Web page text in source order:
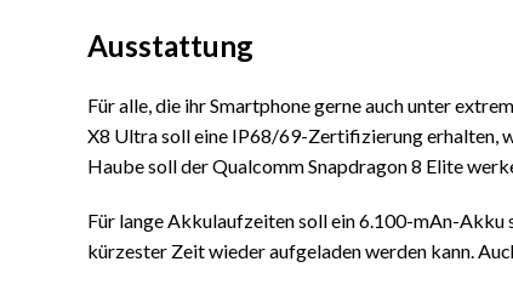
Ausstattung
Für alle, die ihr Smartphone gerne auch unter
X8 Ultra soll eine IP68/69-Zertifizierung erhalten,
Haube soll der Qualcomm Snapdragon 8 Elite
Für lange Akkulaufzeiten soll ein 6.100-mAn-
kürzester Zeit wieder aufgeladen werden kann.